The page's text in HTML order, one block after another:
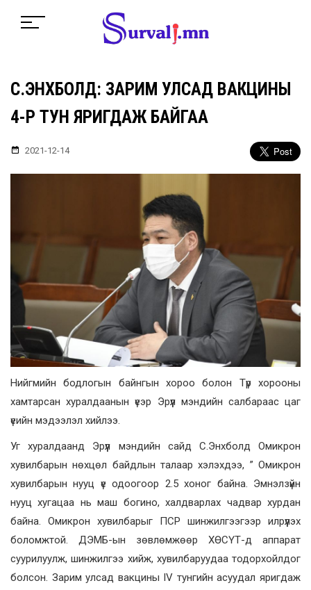
С.ЭНХБОЛД: ЗАРИМ УЛСАД ВАКЦИНЫ
4-Р ТУН ЯРИГДАЖ БАЙГАА
2021-12-14
Нийгмийн бодлогын байнгын хороо болон Түр хорооны
хамтарсан хуралдаанын үеэр Эрүүл мэндийн салбараас цаг
үеийн мэдээлэл хийлээ.
Уг хуралдаанд Эрүүл мэндийн сайд С.Энхболд Омикрон
хувилбарын нөхцөл байдлын талаар хэлэхдээ, ” Омикрон
хувилбарын нууц үе одоогоор 2.5 хоног байна. Эмнэлзүйн
нууц хугацаа нь маш богино, халдварлах чадвар хурдан
байна. Омикрон хувилбарыг ПСР шинжилгээгээр илрүүлэх
боломжтой. ДЭМБ-ын зөвлөмжөөр ХӨСҮТ-д аппарат
суурилуулж, шинжилгээ хийж, хувилбаруудаа тодорхойлдог
болсон. Зарим улсад вакцины IV тунгийн асуудал яригдаж